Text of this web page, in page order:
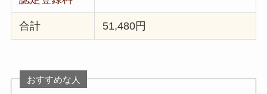
合計 51,480円
おすすめな人